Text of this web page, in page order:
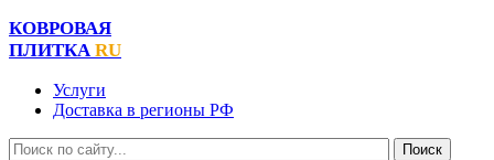
КОВРОВАЯ
ПЛИТКА RU
Услуги
Доставка в регионы РФ